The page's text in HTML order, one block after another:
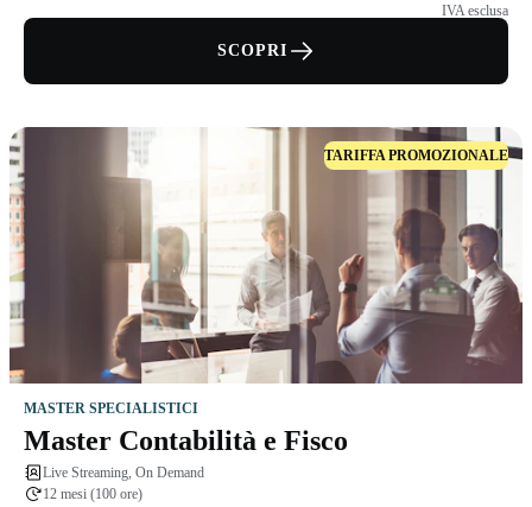
IVA esclusa
SCOPRI
TARIFFA PROMOZIONALE
MASTER SPECIALISTICI
Master Contabilità e Fisco
Live Streaming, On Demand
12 mesi (100 ore)